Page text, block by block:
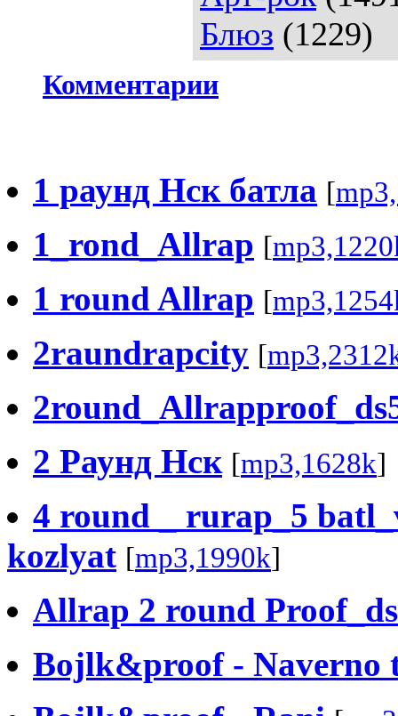
Блюз (1229)
Комментарии
1 раунд Нск батла [
1_rond_Allrap [
1 round Allrap [
2raundrapcity [
2 Раунд Нск [mp3,1628k]
4 round _ rurap_5
kozlyat [mp3,1990k]
Allrap 2 round
Bojlk&proof - Naverno